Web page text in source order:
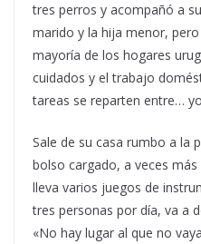
tres perros y acompañó a
marido y la hija menor,
mayoría de los hogares
cuidados y el trabajo
tareas se reparten entre…
Sale de su casa rumbo a la
bolso cargado, a veces
lleva varios juegos de
tres personas por día, va a
«No hay lugar al que no